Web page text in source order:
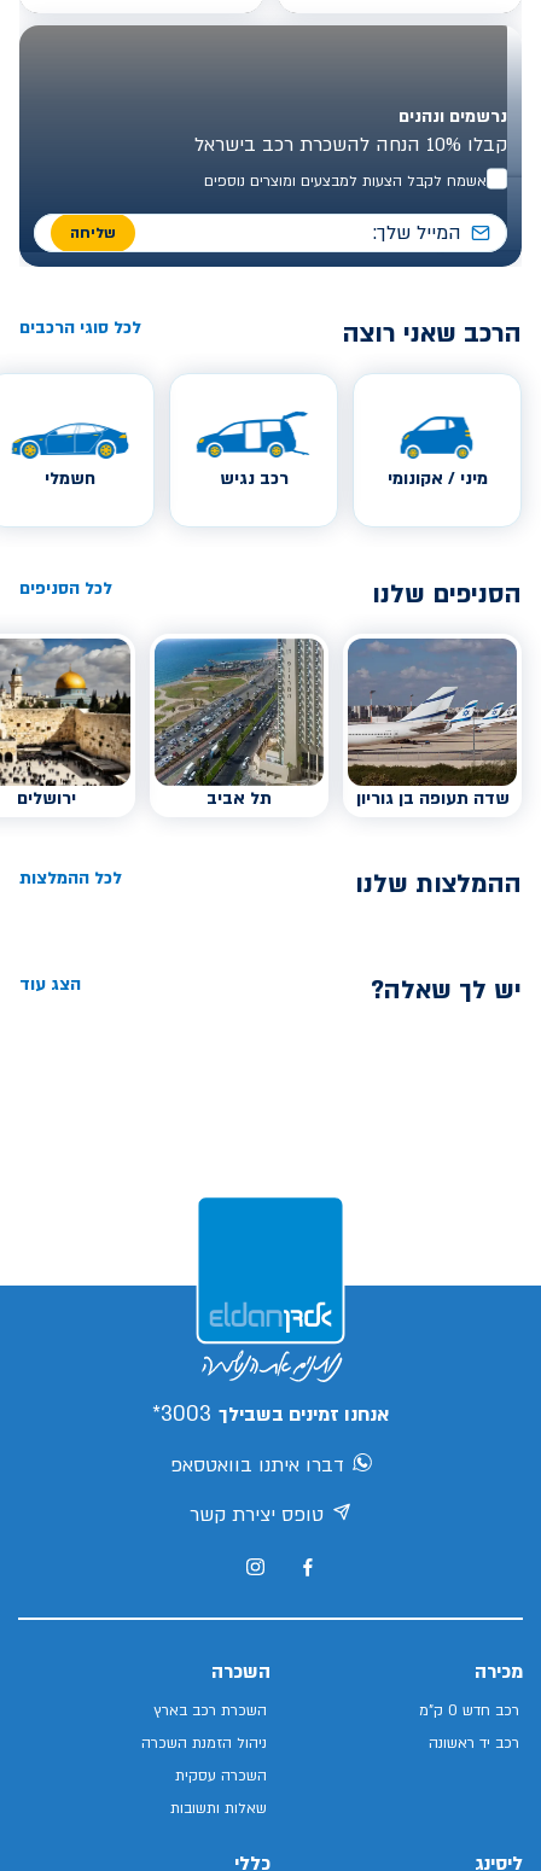
נרשמים ונהנים
קבלו 10% הנחה להשכרת רכב בישראל
אשמח לקבל הצעות למבצעים ומוצרים נוספים
שליחה
הרכב שאני רוצה לכל סוגי הרכבים
מיני / אקונומי רכב נגיש חשמלי
הסניפים שלנו לכל הסניפים
שדה תעופה בן גוריון תל אביב ירושלים
ההמלצות שלנו לכל ההמלצות
יש לך שאלה? הצג עוד
אנחנו זמינים בשבילך 3003*
דברו איתנו בוואטסאפ
טופס יצירת קשר
מכירה
רכב חדש 0 ק"מ
רכב יד ראשונה
השכרה
השכרת רכב בארץ
ניהול הזמנת השכרה
השכרה עסקית
שאלות ותשובות
ליסינג כללי